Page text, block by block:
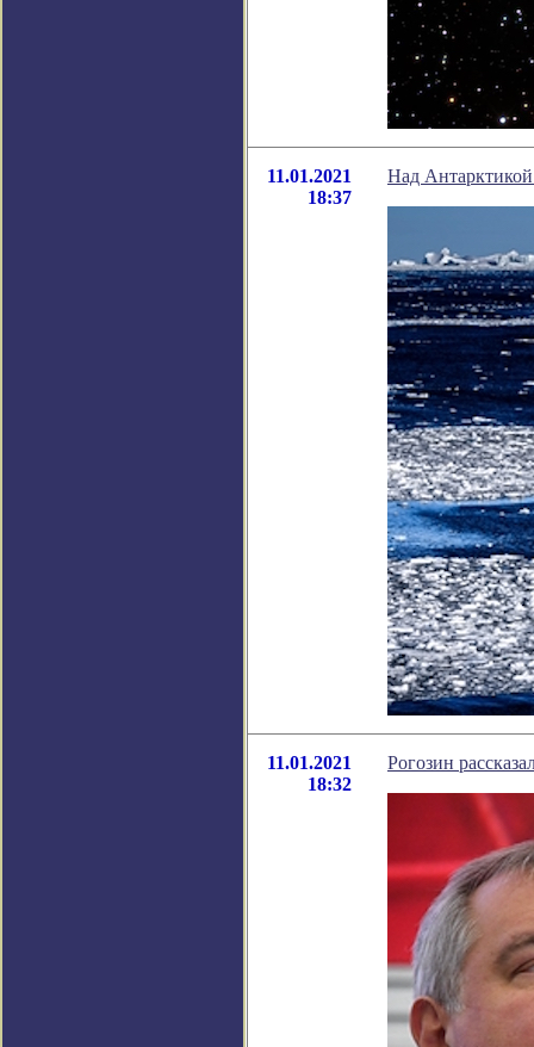
11.01.2021
18:37
Над Антарктикой
11.01.2021
18:32
Рогозин